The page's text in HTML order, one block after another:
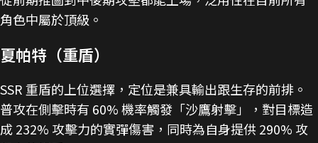
角色中屬於頂級。
夏帕特（重盾）
SSR 重盾的上位選擇，定位是兼具輸出跟生存的前排。
普攻在側擊時有 60% 機率觸發「沙鷹射擊」，對目標造
成 232% 攻擊力的實彈傷害，同時為自身提供 290% 攻